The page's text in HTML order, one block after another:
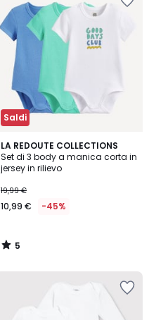
Saldi
LA REDOUTE COLLECTIONS
Set di 3 body a manica corta in
jersey in rilievo
19,99 €
10,99 € -45%
5
/
5
5
/